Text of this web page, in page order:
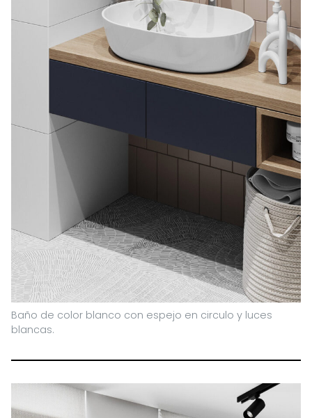
Baño de color blanco con espejo en circulo y luces
blancas.